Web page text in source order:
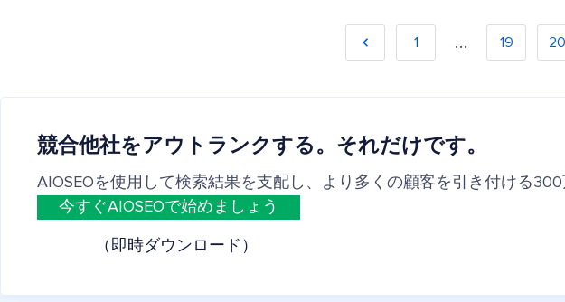
1 … 19 20
競合他社をアウトランクする。それだけです。
AIOSEOを使用して検索結果を支配し、より多くの顧客を引き付ける
今すぐAIOSEOで始めましょう
（即時ダウンロード）